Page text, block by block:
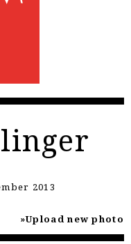
2013
Upload new photo